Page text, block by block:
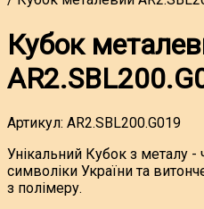
Кубок
Артикул: AR2.SBL200.G019
Унікальний Кубок з металу -
символіки України та
з полімеру.